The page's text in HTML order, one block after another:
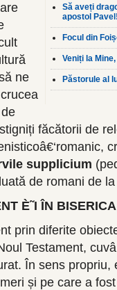
Să aveți
apostol
Focul din
Veniți la
Păstorule al
ne
făcătorii de
supplicium
de romani de
È˜I ÎN
prin diferite
Testament,
În sens propriu,
și pe care a